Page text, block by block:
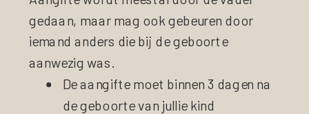
gedaan, maar mag ook gebeuren door
iemand anders die bij de geboorte
aanwezig was.
De aangifte moet binnen 3 dagen na
de geboorte van jullie kind